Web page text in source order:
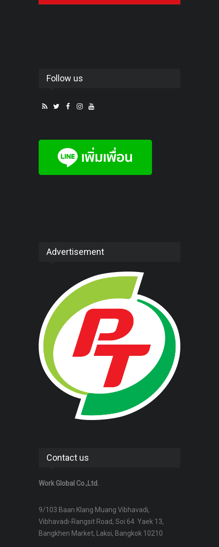
Follow us
Advertisement
Contact us
Work Global Co.,Ltd.
9/103 Baan Klang Muang Vibhavadi,
Vibhavadi-Rangsit Road, Soi 64 Yaek 13,
Bangkhen Market, Laksi, Bangkok 10210